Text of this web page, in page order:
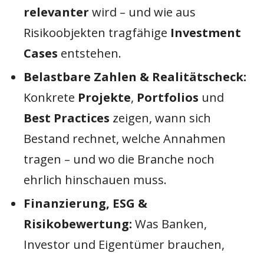
relevanterwird – und wie aus
Risikoobjekten tragfähige Investment
Cases entstehen.
Belastbare Zahlen & Realitätscheck:
Konkrete Projekte, Portfolios und
Best Practices zeigen, wann sich
Bestand rechnet, welche Annahmen
tragen – und wo die Branche noch
ehrlich hinschauen muss.
Finanzierung, ESG &
Risikobewertung: Was Banken,
Investor und Eigentümer brauchen,